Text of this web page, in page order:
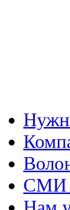
СМИ